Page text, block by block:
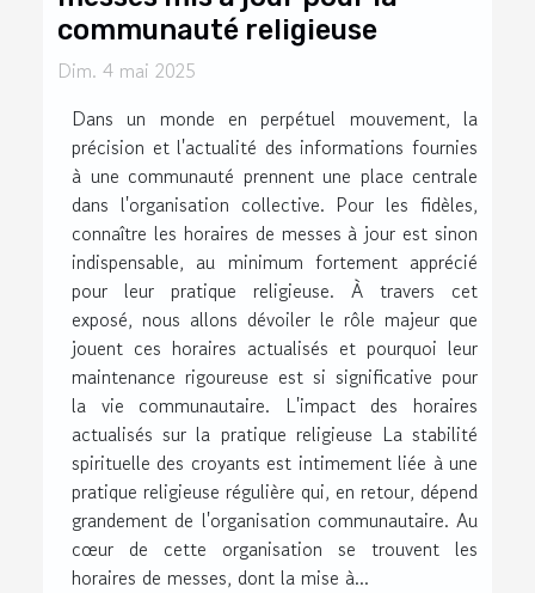
communauté religieuse
Dim. 4 mai 2025
Dans un monde en perpétuel mouvement, la
précision et l'actualité des informations fournies
à une communauté prennent une place centrale
dans l'organisation collective. Pour les fidèles,
connaître les horaires de messes à jour est sinon
indispensable, au minimum fortement apprécié
pour leur pratique religieuse. À travers cet
exposé, nous allons dévoiler le rôle majeur que
jouent ces horaires actualisés et pourquoi leur
maintenance rigoureuse est si significative pour
la vie communautaire. L'impact des horaires
actualisés sur la pratique religieuse La stabilité
spirituelle des croyants est intimement liée à une
pratique religieuse régulière qui, en retour, dépend
grandement de l'organisation communautaire. Au
cœur de cette organisation se trouvent les
horaires de messes, dont la mise à...